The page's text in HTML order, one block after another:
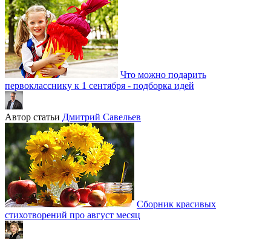
Что можно подарить
первокласснику к 1 сентября - подборка идей
Автор статьи Дмитрий Савельев
Сборник красивых
стихотворений про август месяц